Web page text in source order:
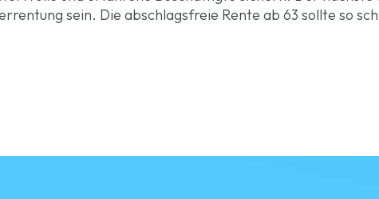
sein. Die abschlagsfreie Rente ab 63 sollte so